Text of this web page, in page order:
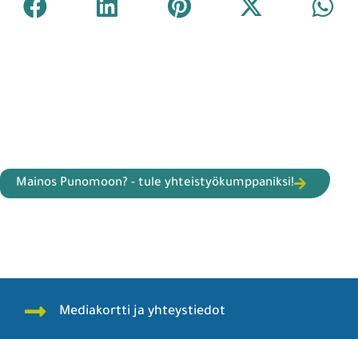
Mainos Punomoon? - tule yhteistyökumppaniksi!
Mediakortti ja yhteystiedot